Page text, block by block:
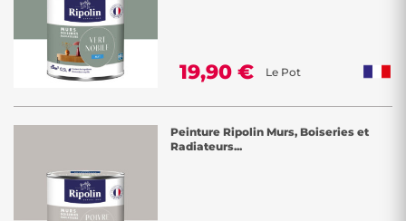
19,90 € Le Pot
Peinture Ripolin Murs, Boiseries et
Radiateurs...